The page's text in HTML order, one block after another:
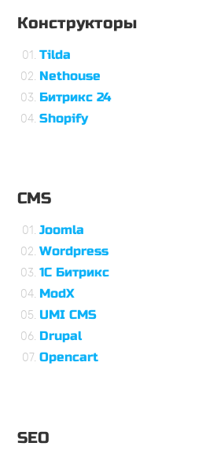
Конструкторы
Tilda
Nethouse
Битрикс 24
Shopify
CMS
Joomla
Wordpress
1С Битрикс
ModX
UMI CMS
Drupal
Opencart
SEO